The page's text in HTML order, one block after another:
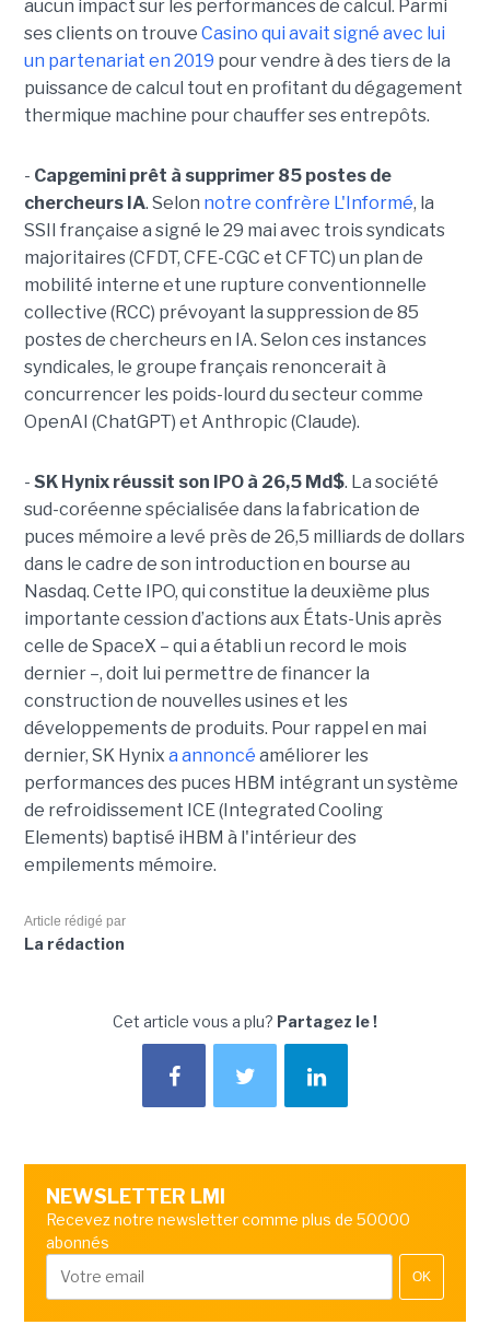
aucun impact sur les performances de calcul. Parmi
ses clients on trouve Casino qui avait signé avec lui
un partenariat en 2019 pour vendre à des tiers de la
puissance de calcul tout en profitant du dégagement
thermique machine pour chauffer ses entrepôts.
- Capgemini prêt à supprimer 85 postes de
chercheurs IA. Selon notre confrère L'Informé, la
SSII française a signé le 29 mai avec trois syndicats
majoritaires (CFDT, CFE-CGC et CFTC) un plan de
mobilité interne et une rupture conventionnelle
collective (RCC) prévoyant la suppression de 85
postes de chercheurs en IA. Selon ces instances
syndicales, le groupe français renoncerait à
concurrencer les poids-lourd du secteur comme
OpenAI (ChatGPT) et Anthropic (Claude).
- SK Hynix réussit son IPO à 26,5 Md$. La société
sud-coréenne spécialisée dans la fabrication de
puces mémoire a levé près de 26,5 milliards de dollars
dans le cadre de son introduction en bourse au
Nasdaq. Cette IPO, qui constitue la deuxième plus
importante cession d’actions aux États-Unis après
celle de SpaceX – qui a établi un record le mois
dernier –, doit lui permettre de financer la
construction de nouvelles usines et les
développements de produits. Pour rappel en mai
dernier, SK Hynix a annoncé améliorer les
performances des puces HBM intégrant un système
de refroidissement ICE (Integrated Cooling
Elements) baptisé iHBM à l'intérieur des
empilements mémoire.
Article rédigé par
La rédaction
Cet article vous a plu? Partagez le !
NEWSLETTER LMI
Recevez notre newsletter comme plus de 50000
abonnés
OK